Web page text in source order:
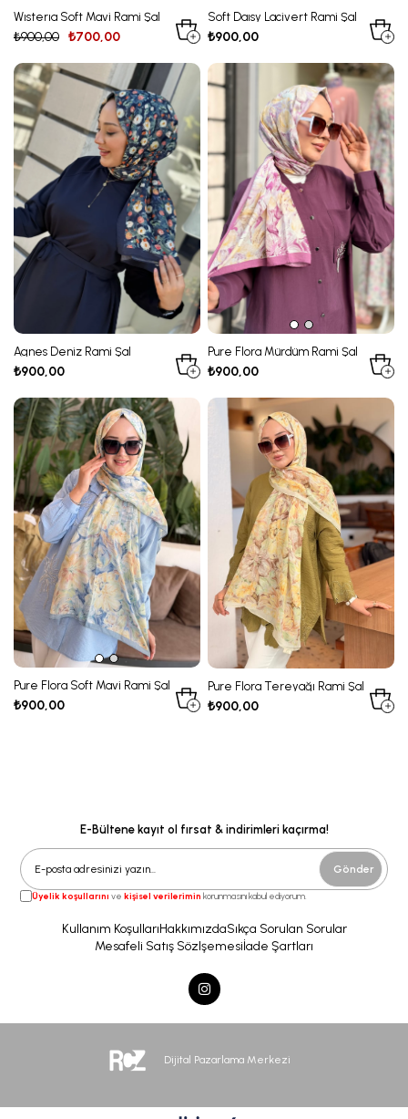
Wısterıa Soft Mavi Rami Şal
₺700,00
₺900,00
Soft Daısy Lacivert Rami Şal
₺900,00
Agnes Deniz Rami Şal
₺900,00
Pure Flora Mürdüm Rami Şal
₺900,00
Pure Flora Soft Mavi Rami Şal
₺900,00
Pure Flora Tereyağı Rami Şal
₺900,00
E-Bültene kayıt ol fırsat & indirimleri kaçırma!
Gönder
Üyelik koşullarını vekişisel verilerimin korunmasını kabul ediyorum.
Kullanım KoşullarıHakkımızdaSıkça Sorulan Sorular
Mesafeli Satış Sözlşemesiİade Şartları
Dijital Pazarlama Merkezi